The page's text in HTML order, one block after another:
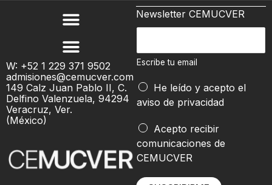
W: +52 1 229 371 9502
admisiones@cemucver.com
149 Calz Juan Pablo II, C.
Delfino Valenzuela, 94294
Veracruz, Ver.
(México)
Newsletter CEMUCVER
t
t
e
m
l
c
i
b
e
u
e
m
Escribe tu email
He leído y acepto el
aviso de privacidad
Acepto recibir
comunicaciones de
CEMUCVER